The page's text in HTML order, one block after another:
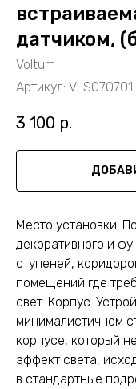
датчиком,
Voltum
Артикул: VLS070701
3 100 р.
Место установки.
декоративного и
ступеней,
помещений где
свет. Корпус.
минималистичном
корпусе, который
эффект света,
в стандартные